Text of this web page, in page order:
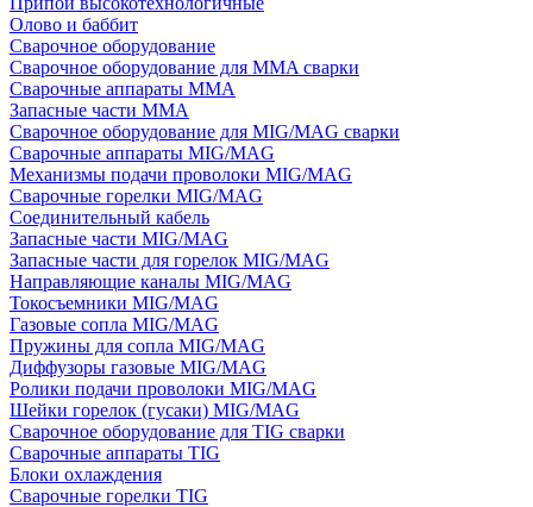
Олово и баббит
Сварочное оборудование
Сварочное оборудование для MMA сварки
Сварочные аппараты MMA
Запасные части MMA
Сварочное оборудование для MIG/MAG сварки
Сварочные аппараты MIG/MAG
Механизмы подачи проволоки MIG/MAG
Сварочные горелки MIG/MAG
Соединительный кабель
Запасные части MIG/MAG
Запасные части для горелок MIG/MAG
Направляющие каналы MIG/MAG
Токосъемники MIG/MAG
Газовые сопла MIG/MAG
Пружины для сопла MIG/MAG
Диффузоры газовые MIG/MAG
Ролики подачи проволоки MIG/MAG
Шейки горелок (гусаки) MIG/MAG
Сварочное оборудование для TIG сварки
Сварочные аппараты TIG
Блоки охлаждения
Сварочные горелки TIG